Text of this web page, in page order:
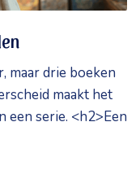
maar drie boeken
maakt het
een serie. <h2>Een